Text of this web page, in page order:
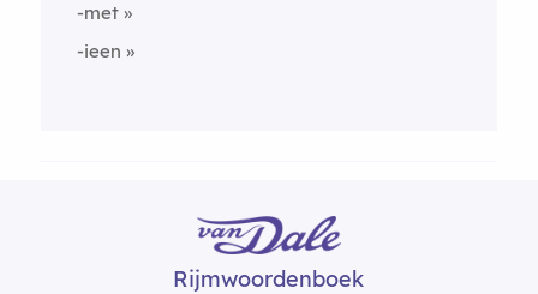
-met
-ieen
Rijmwoordenboek